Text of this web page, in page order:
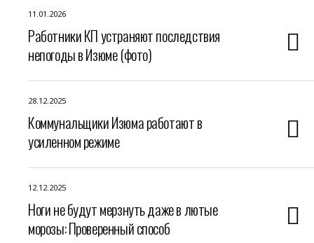
11.01.2026
Работники КП устраняют последствия
непогоды в Изюме (фото)
28.12.2025
Коммунальщики Изюма работают в
усиленном режиме
12.12.2025
Ноги не будут мерзнуть даже в лютые
морозы: Проверенный способ